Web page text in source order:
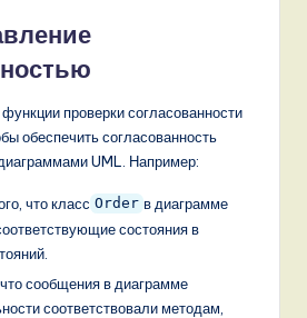
проверки согласованности
обеспечить согласованность
UML. Например:
что класс Order в диаграмме
состояния в
сообщения в диаграмме
соответствовали методам,